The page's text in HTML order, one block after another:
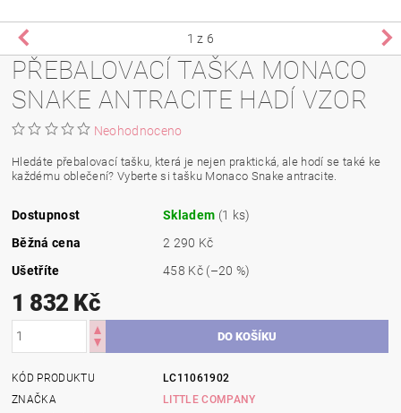
1 z 6
PŘEBALOVACÍ TAŠKA MONACO
SNAKE ANTRACITE HADÍ VZOR
Neohodnoceno
Hledáte přebalovací tašku, která je nejen praktická, ale hodí se také ke
každému oblečení? Vyberte si tašku Monaco Snake antracite.
Dostupnost Skladem (1 ks)
Běžná cena
2 290 Kč
Ušetříte
458 Kč (–20 %)
1 832 Kč
KÓD PRODUKTU
LC11061902
ZNAČKA
LITTLE COMPANY